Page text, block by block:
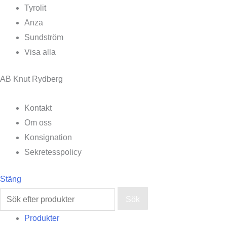
Tyrolit
Anza
Sundström
Visa alla
AB Knut Rydberg
Kontakt
Om oss
Konsignation
Sekretesspolicy
Stäng
Sök
Produkter